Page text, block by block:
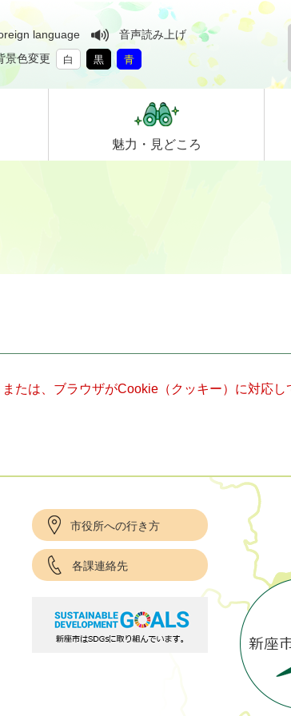
language
音声読み上げ
景色変更 白 黒 青
魅力・ 見どころ
たは、ブラウザがCookie（クッキー）に対応
市役所への行き方
各課連絡先